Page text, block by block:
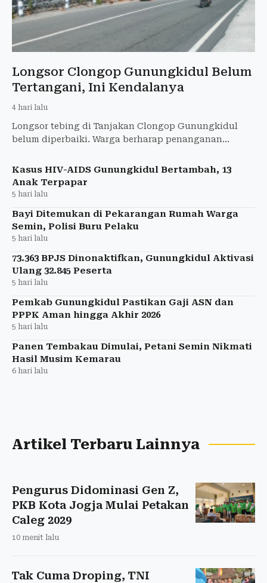
Longsor Clongop Gunungkidul Belum
Tertangani, Ini Kendalanya
4 hari lalu
Longsor tebing di Tanjakan Clongop Gunungkidul
belum diperbaiki. Warga berharap penanganan
Kasus HIV-AIDS Gunungkidul Bertambah, 13
Anak Terpapar
5 hari lalu
Bayi Ditemukan di Pekarangan Rumah Warga
Semin, Polisi Buru Pelaku
5 hari lalu
73.363 BPJS Dinonaktifkan, Gunungkidul Aktivasi
Ulang 32.845 Peserta
5 hari lalu
Pemkab Gunungkidul Pastikan Gaji ASN dan
PPPK Aman hingga Akhir 2026
5 hari lalu
Panen Tembakau Dimulai, Petani Semin Nikmati
Hasil Musim Kemarau
6 hari lalu
Artikel Terbaru Lainnya
Pengurus Didominasi Gen Z,
PKB Kota Jogja Mulai Petakan
Caleg 2029
10 menit lalu
Tak Cuma Droping, TNI